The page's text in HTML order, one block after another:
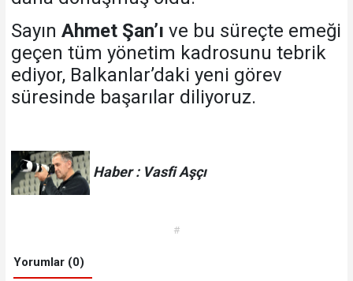
Sayın Ahmet Şan’ı ve bu süreçte emeği
geçen tüm yönetim kadrosunu tebrik
ediyor, Balkanlar’daki yeni görev
süresinde başarılar diliyoruz.
Haber : Vasfi Aşçı
#
Yorumlar (0)